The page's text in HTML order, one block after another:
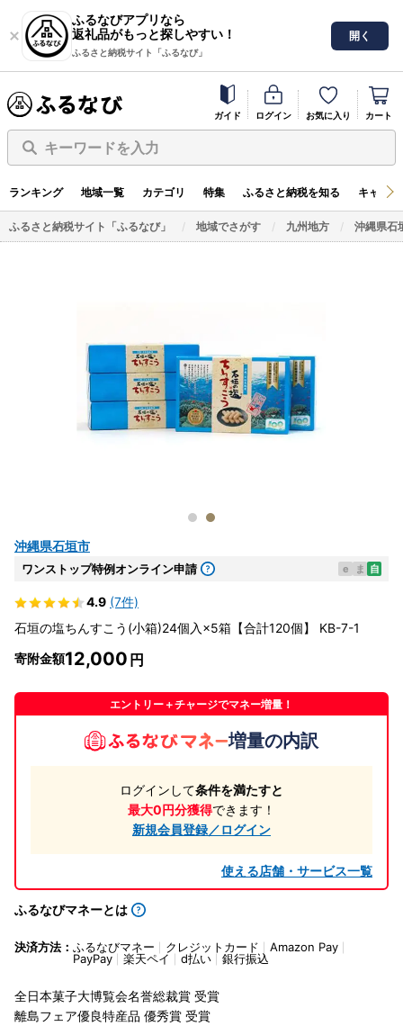
ふるなびアプリなら
返礼品がもっと探しやすい！
ふるさと納税サイト「ふるなび」
開く
ガイド ログイン お気に入り カート
キーワードを入力
ランキング 地域一覧 カテゴリ 特集 ふるさと納税を知る キャン
ふるさと納税サイト「ふるなび」 地域でさがす 九州地方 沖縄県石
沖縄県石垣市
ワンストップ特例オンライン申請 e ま 自
4.9 (7件)
石垣の塩ちんすこう(小箱)24個入×5箱【合計120個】 KB-7-1
寄附金額12,000
エントリー＋チャージでマネー増量！
増量の内訳
ログインして条件を満たすと
最大0円分獲得できます！
新規会員登録／ログイン
使える店舗・サービス一覧
ふるなびマネーとは
決済方法： ふるなびマネー クレジットカード
Amazon Pay
PayPay
楽天ペイ d払い 銀行振込
全日本菓子大博覧会名誉総裁賞 受賞
離島フェア優良特産品 優秀賞 受賞